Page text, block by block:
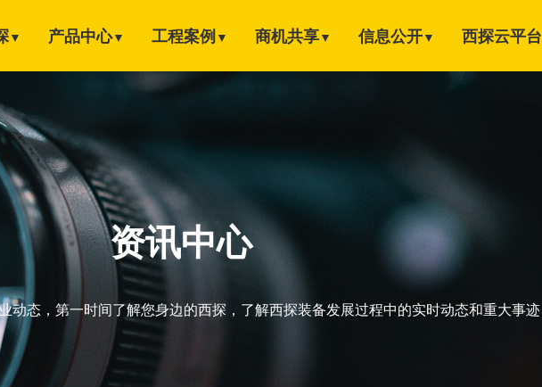
▼ 产品中心▼ 工程案例▼ 商机共享▼ 信息公开▼ 西探云平台
资讯中心
动态，第一时间了解您身边的西探，了解西探装备发展过程中的实时动态和重大事迹